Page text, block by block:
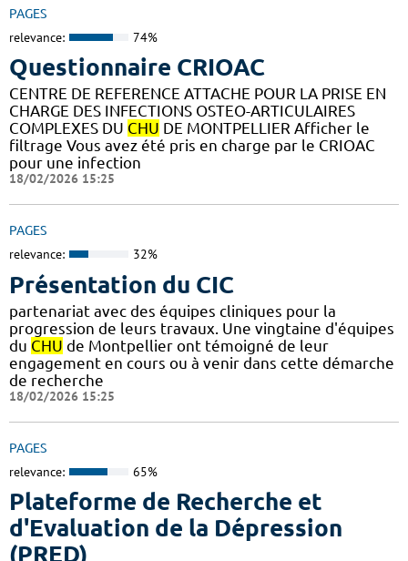
PAGES
relevance: 74%
Questionnaire CRIOAC
CENTRE DE REFERENCE ATTACHE POUR LA PRISE EN
CHARGE DES INFECTIONS OSTEO-ARTICULAIRES
COMPLEXES DU CHU DE MONTPELLIER Afficher le
filtrage Vous avez été pris en charge par le CRIOAC
pour une infection
18/02/2026 15:25
PAGES
relevance: 32%
Présentation du CIC
partenariat avec des équipes cliniques pour la
progression de leurs travaux. Une vingtaine d'équipes
du CHU de Montpellier ont témoigné de leur
engagement en cours ou à venir dans cette démarche
de recherche
18/02/2026 15:25
PAGES
relevance: 65%
Plateforme de Recherche et
d'Evaluation de la Dépression
(PRED)